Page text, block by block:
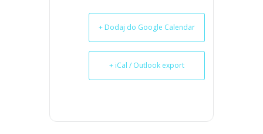
+ Dodaj do Google Calendar
+ iCal / Outlook export